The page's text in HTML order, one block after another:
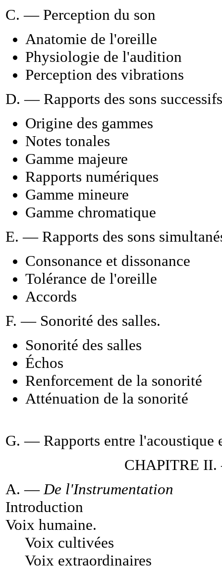
C. — Perception du son
Anatomie de l'oreille
Physiologie de l'audition
Perception des vibrations
D. — Rapports des sons
Origine des gammes
Notes tonales
Gamme majeure
Rapports numériques
Gamme mineure
Gamme chromatique
E. — Rapports des sons
Consonance et dissonance
Tolérance de l'oreille
Accords
F. — Sonorité des salles.
Sonorité des salles
Échos
Renforcement de la sonorité
Atténuation de la sonorité
G. — Rapports entre l'acoustique
CHAPITRE
A. —De l'Instrumentation
Introduction
Voix humaine.
Voix cultivées
Voix extraordinaires